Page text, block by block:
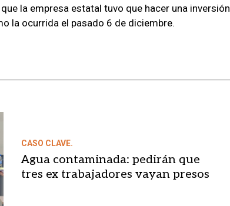
la empresa estatal tuvo que hacer una inversión
la ocurrida el pasado 6 de diciembre.
CASO CLAVE.
Agua contaminada: pedirán que
tres ex trabajadores vayan presos